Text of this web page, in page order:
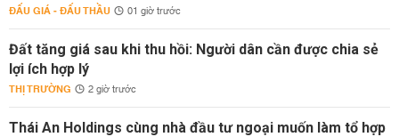
ĐẤU GIÁ - ĐẤU THẦU 01 giờ trước
Đất tăng giá sau khi thu hồi: Người dân cần được chia sẻ
lợi ích hợp lý
THỊ TRƯỜNG 2 giờ trước
Thái An Holdings cùng nhà đầu tư ngoại muốn làm tổ hợp